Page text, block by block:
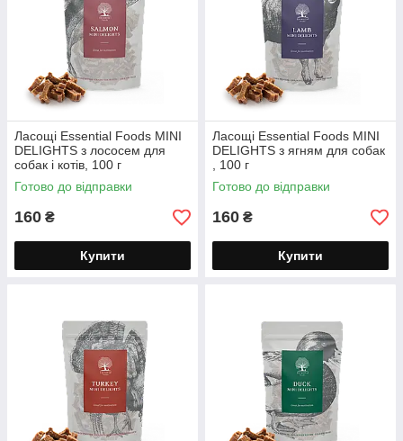
Ласощі Essential Foods MINI
DELIGHTS з лососем для
собак і котів, 100 г
Готово до відправки
160 ₴
Купити
Ласощі Essential Foods MINI
DELIGHTS з ягням для собак
, 100 г
Готово до відправки
160 ₴
Купити